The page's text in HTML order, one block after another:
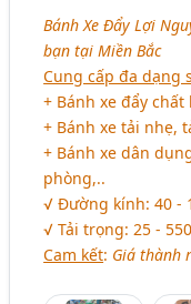
Bánh Xe Đẩy Lợi
bạn tại Miền Bắc
Cung cấp đa dạng
+ Bánh xe đẩy chất
+ Bánh xe tải nhẹ,
+ Bánh xe dân
phòng,..
√ Đường kính: 40 -
√ Tải trọng: 25 -
Cam kết: Giá thành